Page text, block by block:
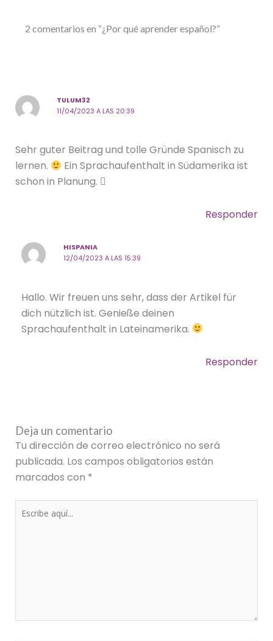
2 comentarios en “¿Por qué aprender español?”
TULUM32
11/04/2023 A LAS 20:39
Sehr guter Beitrag und tolle Gründe Spanisch zu
lernen.
Ein Sprachaufenthalt in Südamerika ist
schon in Planung. 
Responder
HISPANIA
12/04/2023 A LAS 15:39
Hallo. Wir freuen uns sehr, dass der Artikel für
dich nützlich ist. Genieße deinen
Sprachaufenthalt in Lateinamerika.
Responder
Deja un comentario
Tu dirección de correo electrónico no será
publicada. Los campos obligatorios están
marcados con *
Escribe